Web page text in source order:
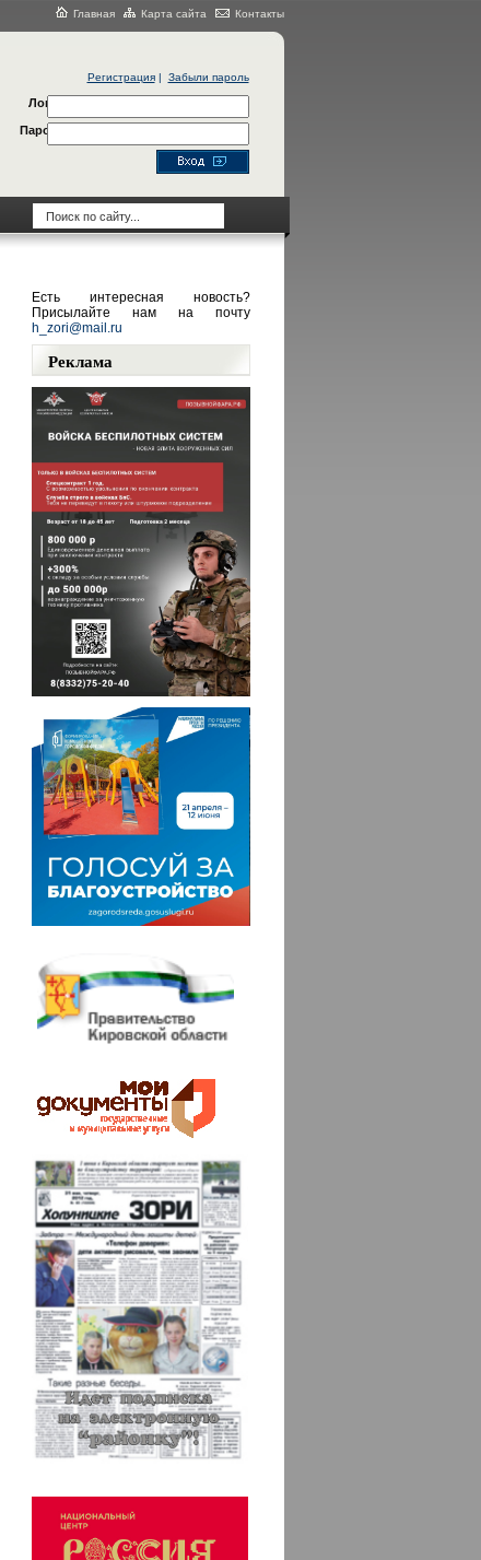
Главная Карта сайта Контакты
Регистрация| Забыли пароль
Логин
Пароль
Есть интересная новость?
Присылайте нам на почту
h_zori@mail.ru
Реклама